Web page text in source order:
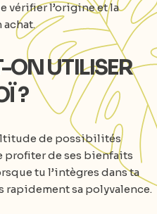
vérifier l’origine et la
ON UTILISER
?
de possibilités
profiter de ses bienfaits
tu l’intègres dans ta
rapidement sa polyvalence.